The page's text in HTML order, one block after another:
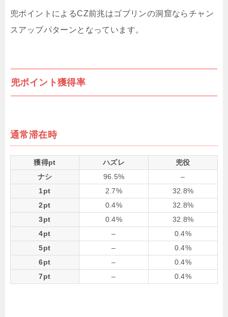
兜ポイントによるCZ前兆はゴブリンの洞窟ならチャン
スアップパターンとなっています。
兜ポイント獲得率
通常滞在時
獲得pt ハズレ
兜役
ナシ
96.5%
–
1pt
2.7%
32.8%
2pt
0.4%
32.8%
3pt
0.4%
32.8%
4pt
–
0.4%
5pt
–
0.4%
6pt
–
0.4%
7pt
– 0.4%